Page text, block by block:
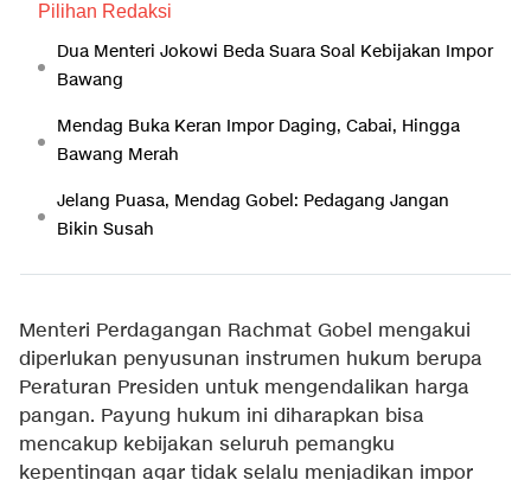
Pilihan Redaksi
Dua Menteri Jokowi Beda Suara Soal Kebijakan Impor
Bawang
Mendag Buka Keran Impor Daging, Cabai, Hingga
Bawang Merah
Jelang Puasa, Mendag Gobel: Pedagang Jangan
Bikin Susah
Menteri Perdagangan Rachmat Gobel mengakui
diperlukan penyusunan instrumen hukum berupa
Peraturan Presiden untuk mengendalikan harga
pangan. Payung hukum ini diharapkan bisa
mencakup kebijakan seluruh pemangku
kepentingan agar tidak selalu menjadikan impor